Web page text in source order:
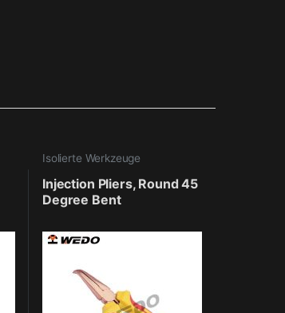
Isolierte Werkzeuge
Injection Pliers, Round 45
Degree Bent